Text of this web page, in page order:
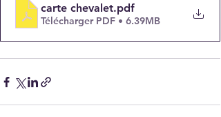
carte chevalet.pdf
Télécharger PDF • 6.39MB